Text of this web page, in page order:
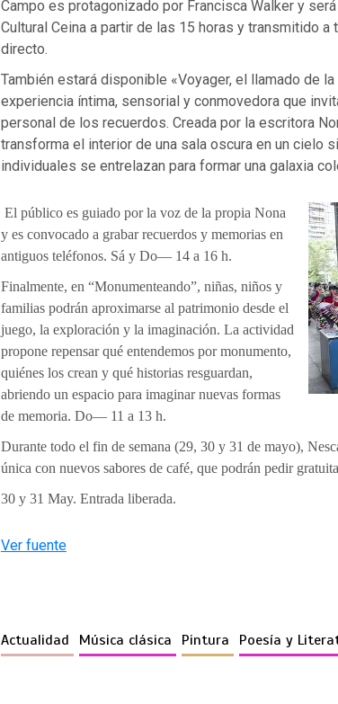
Campo es protagonizado por Francisca Walker y
Cultural Ceina a partir de las 15 horas y transmitido a
directo.
También estará disponible «Voyager, el llamado de la
experiencia íntima, sensorial y conmovedora que
personal de los recuerdos. Creada por la escritora
transforma el interior de una sala oscura en un cielo
individuales se entrelazan para formar una galaxia
El público es guiado por la voz de la propia Nona
y es convocado a grabar recuerdos y memorias en
antiguos teléfonos. Sá y Do— 14 a 16 h.
Finalmente, en “Monumenteando”, niñas, niños y
familias podrán aproximarse al patrimonio desde el
juego, la exploración y la imaginación. La actividad
propone repensar qué entendemos por monumento,
quiénes los crean y qué historias resguardan,
abriendo un espacio para imaginar nuevas formas
de memoria. Do— 11 a 13 h.
Durante todo el fin de semana (29, 30 y 31 de mayo),
única con nuevos sabores de café, que podrán pedir
30 y 31 May. Entrada liberada.
Ver fuente
Actualidad Música clásica Pintura Poesía y